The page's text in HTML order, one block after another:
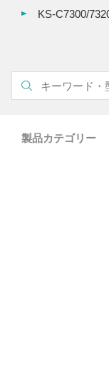
KS-C7300/
製品カテゴリー